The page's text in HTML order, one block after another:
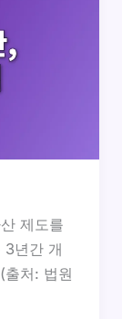
제도를
3년간 개
처: 법원